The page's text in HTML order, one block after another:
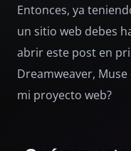
Entonces, ya
un sitio web debes
abrir este post en
Dreamweaver,
mi proyecto web?